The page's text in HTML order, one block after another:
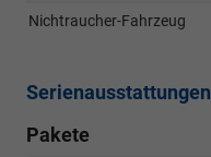
Nichtraucher-Fahrzeug
Serienausstattungen
Pakete